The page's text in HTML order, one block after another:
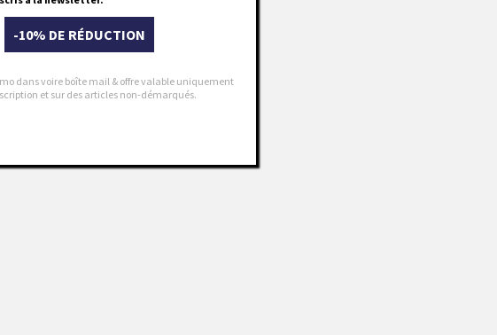
-10% DE RÉDUCTION
dans voire boîte mail & offre valable uniquement
et sur des articles non-démarqués.